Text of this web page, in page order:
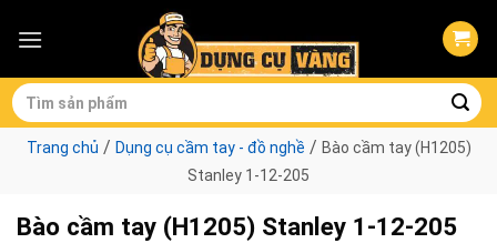
Tìm
kiếm:
Trang chủ / Dụng cụ cầm tay - đồ nghề / Bào cầm tay (H1205)
Stanley 1-12-205
Bào cầm tay (H1205) Stanley 1-12-205